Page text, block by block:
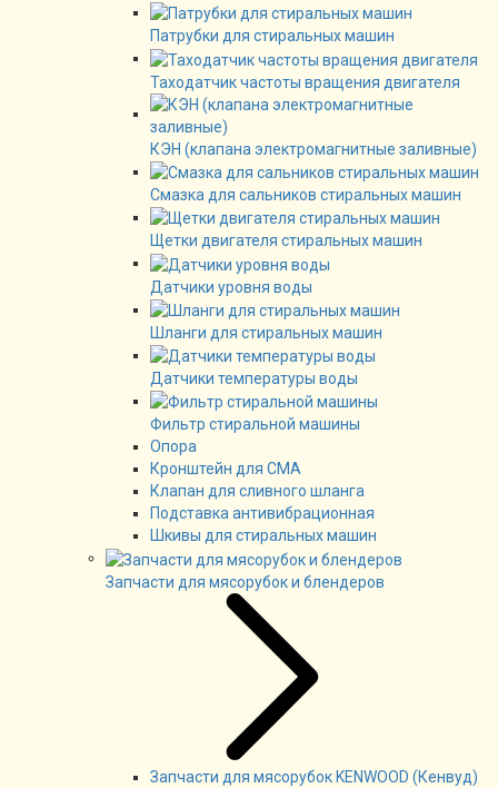
Патрубки для стиральных машин
Таходатчик частоты вращения двигателя
КЭН (клапана электромагнитные заливные)
Смазка для сальников стиральных машин
Щетки двигателя стиральных машин
Датчики уровня воды
Шланги для стиральных машин
Датчики температуры воды
Фильтр стиральной машины
Опора
Кронштейн для СМА
Клапан для сливного шланга
Подставка антивибрационная
Шкивы для стиральных машин
Запчасти для мясорубок и блендеров
Запчасти для мясорубок KENWOOD (Кенвуд)